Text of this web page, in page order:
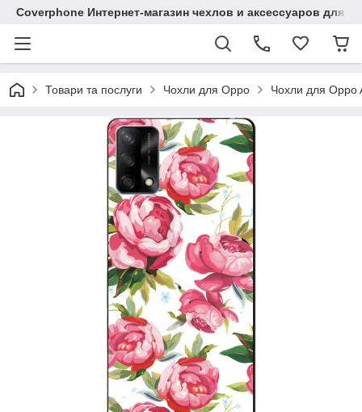
Coverphone Интернет-магазин чехлов и аксессуаров для
Товари та послуги Чохли для Oppo Чохли для Oppo